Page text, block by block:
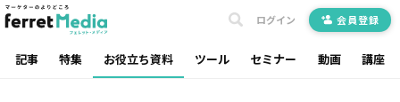
記事 特集 お役立ち資料 ツール セミナー 動画 講座
ログイン 会員登録